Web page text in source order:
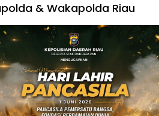
& Wakapolda Riau